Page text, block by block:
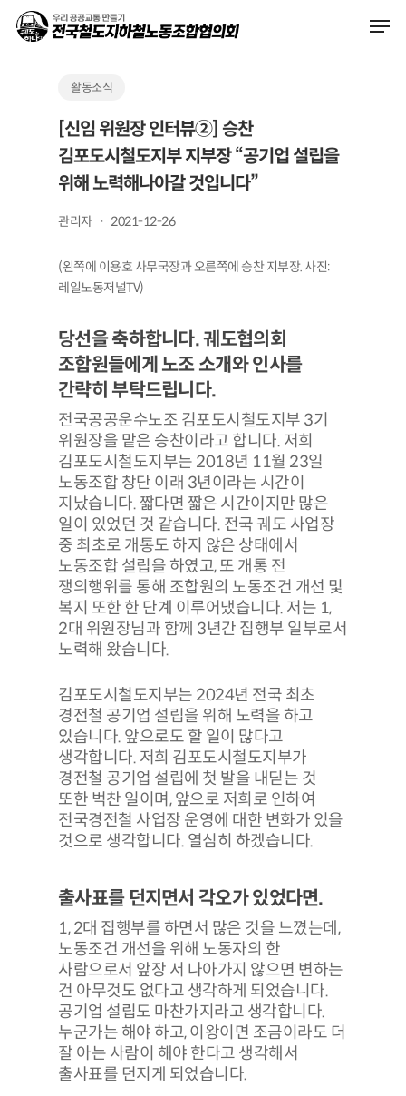
활동소식
[신임 위원장 인터뷰②] 승찬
김포도시철도지부 지부장 “공기업 설립을
위해 노력해나아갈 것입니다”
관리자 2021-12-26
(왼쪽에 이용호 사무국장과 오른쪽에 승찬 지부장. 사진:
레일노동저널TV)
당선을 축하합니다. 궤도협의회
조합원들에게 노조 소개와 인사를
간략히 부탁드립니다.
전국공공운수노조 김포도시철도지부 3기
위원장을 맡은 승찬이라고 합니다. 저희
김포도시철도지부는 2018년 11월 23일
노동조합 창단 이래 3년이라는 시간이
지났습니다. 짧다면 짧은 시간이지만 많은
일이 있었던 것 같습니다. 전국 궤도 사업장
중 최초로 개통도 하지 않은 상태에서
노동조합 설립을 하였고, 또 개통 전
쟁의행위를 통해 조합원의 노동조건 개선 및
복지 또한 한 단계 이루어냈습니다. 저는 1,
2대 위원장님과 함께 3년간 집행부 일부로서
노력해 왔습니다.
김포도시철도지부는 2024년 전국 최초
경전철 공기업 설립을 위해 노력을 하고
있습니다. 앞으로도 할 일이 많다고
생각합니다. 저희 김포도시철도지부가
경전철 공기업 설립에 첫 발을 내딛는 것
또한 벅찬 일이며, 앞으로 저희로 인하여
전국경전철 사업장 운영에 대한 변화가 있을
것으로 생각합니다. 열심히 하겠습니다.
출사표를 던지면서 각오가 있었다면.
1, 2대 집행부를 하면서 많은 것을 느꼈는데,
노동조건 개선을 위해 노동자의 한
사람으로서 앞장 서 나아가지 않으면 변하는
건 아무것도 없다고 생각하게 되었습니다.
공기업 설립도 마찬가지라고 생각합니다.
누군가는 해야 하고, 이왕이면 조금이라도 더
잘 아는 사람이 해야 한다고 생각해서
출사표를 던지게 되었습니다.